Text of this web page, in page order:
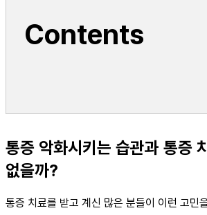
통증 악화시키는 습관과 통증
없을까?
통증 치료를 받고 계신 많은 분들이 이런 고민
Contents